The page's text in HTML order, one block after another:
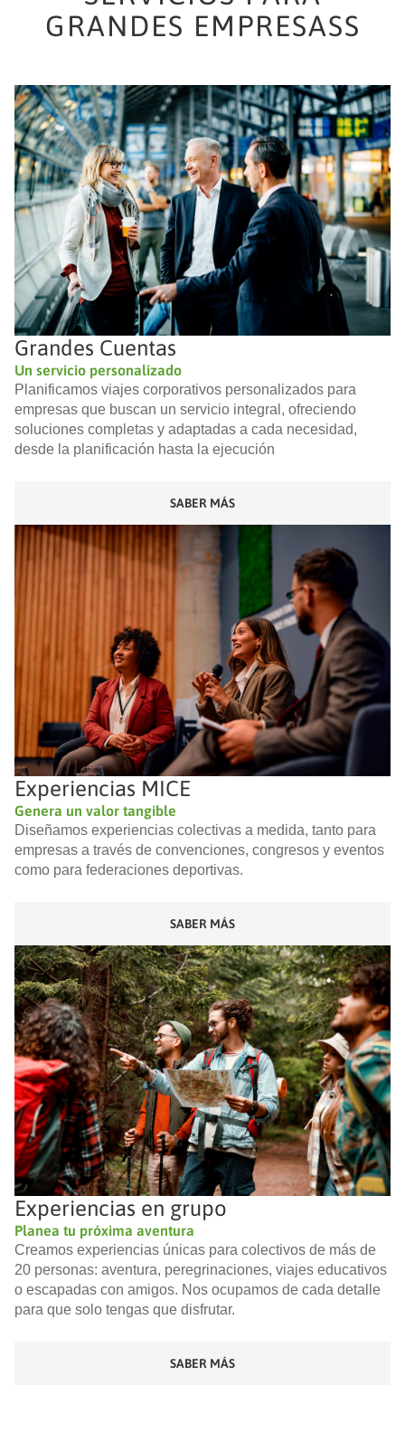
GRANDES EMPRESASS
Grandes Cuentas
Un servicio personalizado
Planificamos viajes corporativos personalizados para
empresas que buscan un servicio integral, ofreciendo
soluciones completas y adaptadas a cada necesidad,
desde la planificación hasta la ejecución
SABER MÁS
Experiencias MICE
Genera un valor tangible
Diseñamos experiencias colectivas a medida, tanto para
empresas a través de convenciones, congresos y eventos
como para federaciones deportivas.
SABER MÁS
Experiencias en grupo
Planea tu próxima aventura
Creamos experiencias únicas para colectivos de más de
20 personas: aventura, peregrinaciones, viajes educativos
o escapadas con amigos. Nos ocupamos de cada detalle
para que solo tengas que disfrutar.
SABER MÁS